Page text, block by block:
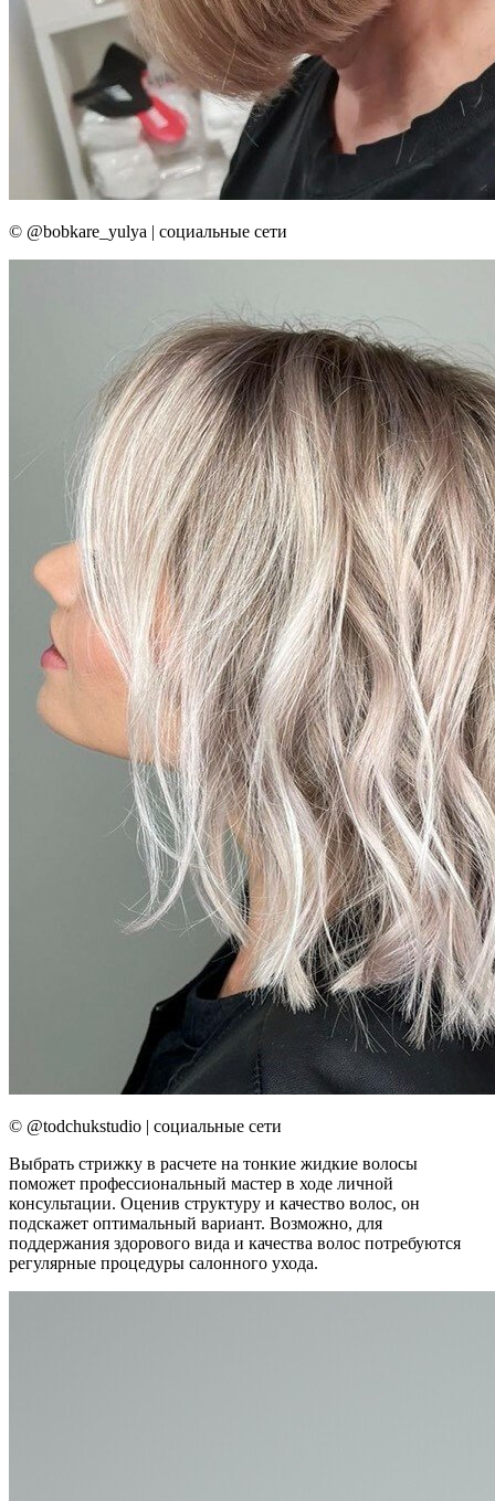
© @bobkare_yulya | социальные сети
© @todchukstudio | социальные сети
Выбрать стрижку в расчете на тонкие жидкие волосы
поможет профессиональный мастер в ходе личной
консультации. Оценив структуру и качество волос, он
подскажет оптимальный вариант. Возможно, для
поддержания здорового вида и качества волос потребуются
регулярные процедуры салонного ухода.